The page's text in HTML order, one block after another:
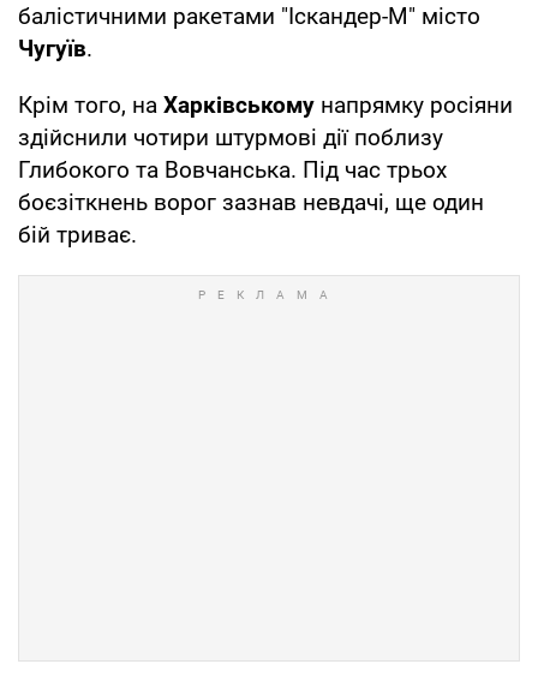
балістичними ракетами "Іскандер-М" місто
Чугуїв.
Крім того, на Харківському напрямку росіяни
здійснили чотири штурмові дії поблизу
Глибокого та Вовчанська. Під час трьох
боєзіткнень ворог зазнав невдачі, ще один
бій триває.